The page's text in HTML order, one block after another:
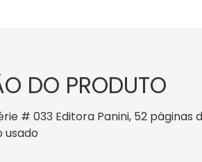
DO PRODUTO
# 033 Editora Panini, 52 páginas
usado